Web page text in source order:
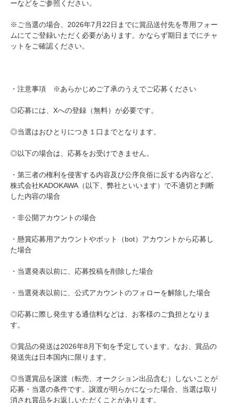
ーなどをご参照ください。
※ご当選の場合、2026年7月22日までに賞品送付先を専用フォー
ムにてご登録いただく必要があります。かならず期日までにチャ
ットをご確認ください。
・注意事項 ※あらかじめご了承のうえでご応募ください
◎応募には、Xへの登録（無料）が必要です。
◎当選はおひとりにつき１口までとなります。
◎以下の場合は、応募をお受けできません。
・第三者の権利を侵害する内容及び公序良俗に反する内容など、
株式会社KADOKAWA（以下、弊社といいます）で不適切と判断
した内容の場合
・非公開アカウントの場合
・懸賞応募用アカウントやボット（bot）アカウントから応募し
た場合
・当選発表以前に、応募投稿を削除した場合
・当選発表以前に、公式アカウントのフォローを解除した場合
◎応募に際し発生する通信料などは、お客様のご負担となりま
す。
◎賞品の発送は2026年8月下旬を予定しています。なお、賞品の
発送先は日本国内に限ります。
◎当選賞品を譲渡（転売、オークション出品含む）しないことが
応募・当選の条件です。譲渡が明らかになった場合、当選は取り
消され賞品をお返しいただくことがあります。